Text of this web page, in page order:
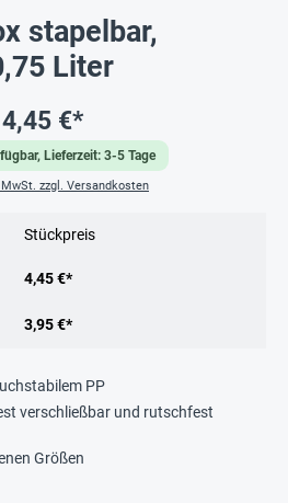
stapelbar,
Liter
Lieferzeit: 3-5 Tage
4,45 €*
zzgl. Versandkosten
Stückpreis
4,45 €*
3,95 €*
PP
verschließbar und rutschfest
Größen